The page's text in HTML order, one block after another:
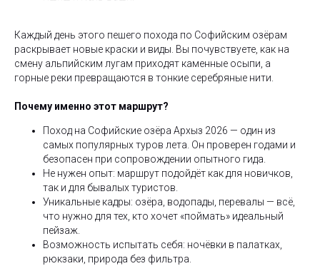
Каждый день этого пешего похода по Софийским озёрам
раскрывает новые краски и виды. Вы почувствуете, как на
смену альпийским лугам приходят каменные осыпи, а
горные реки превращаются в тонкие серебряные нити.
Почему именно этот маршрут?
Поход на Софийские озёра Архыз 2026 — один из
самых популярных туров лета. Он проверен годами и
безопасен при сопровождении опытного гида.
Не нужен опыт: маршрут подойдёт как для новичков,
так и для бывалых туристов.
Уникальные кадры: озёра, водопады, перевалы — всё,
что нужно для тех, кто хочет «поймать» идеальный
пейзаж.
Возможность испытать себя: ночёвки в палатках,
рюкзаки, природа без фильтра.